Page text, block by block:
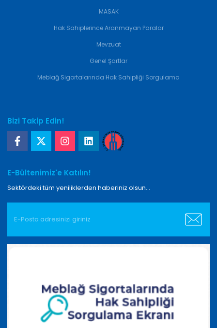
MASAK
Hak Sahiplerince Aranmayan Paralar
Mevzuat
Genel Şartlar
Meblağ Sigortalarında Hak Sahipliği Sorgulama
Bizi Takip Edin!
E-Bültenimiz'e Katılın!
Sektördeki tüm yeniliklerden haberiniz olsun...